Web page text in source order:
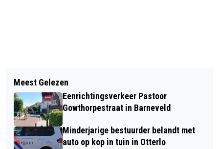
VLEERMUISEXCURSIE
VOLOP OUDE BIBLIOTHEEKBOEKEN TE
KOOP TIJDENS SPECIALE VERKOOP
Meest Gelezen
Eenrichtingsverkeer Pastoor
Gowthorpestraat in Barneveld
Minderjarige bestuurder belandt met
auto op kop in tuin in Otterlo